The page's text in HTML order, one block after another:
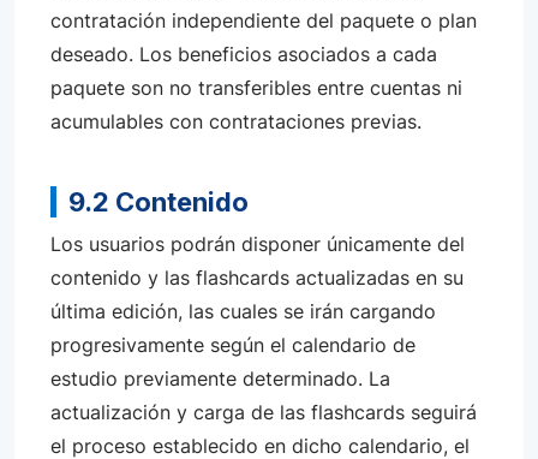
contratación independiente del paquete o plan
deseado. Los beneficios asociados a cada
paquete son no transferibles entre cuentas ni
acumulables con contrataciones previas.
9.2 Contenido
Los usuarios podrán disponer únicamente del
contenido y las flashcards actualizadas en su
última edición, las cuales se irán cargando
progresivamente según el calendario de
estudio previamente determinado. La
actualización y carga de las flashcards seguirá
el proceso establecido en dicho calendario, el